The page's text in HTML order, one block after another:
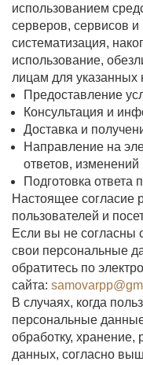
использованием
серверов, сервисов
систематизация,
использование,
лицам для указанных
Предоставление
Консультация и
Доставка и
Направление на
ответов, изменений
Подготовка ответа
Настоящее согласие
пользователей и
Если вы не согласны
свои персональные
обратитесь по
сайта:
В случаях, когда
персональные
обработку,
данных, согласно